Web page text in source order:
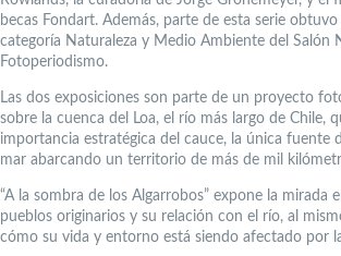
becas Fondart. Además, parte de esta serie
categoría Naturaleza y Medio Ambiente del Salón
Fotoperiodismo.
Las dos exposiciones son parte de un proyecto
sobre la cuenca del Loa, el río más largo de Chile,
importancia estratégica del cauce, la única fuente
mar abarcando un territorio de más de mil
“A la sombra de los Algarrobos” expone la mirada
pueblos originarios y su relación con el río, al
cómo su vida y entorno está siendo afectado por